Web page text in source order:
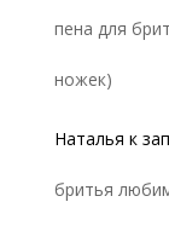
пена для
ножек)
Наталья к
бритья